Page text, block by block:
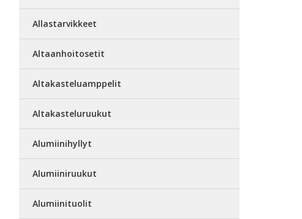
Allastarvikkeet
Altaanhoitosetit
Altakasteluamppelit
Altakasteluruukut
Alumiinihyllyt
Alumiiniruukut
Alumiinituolit